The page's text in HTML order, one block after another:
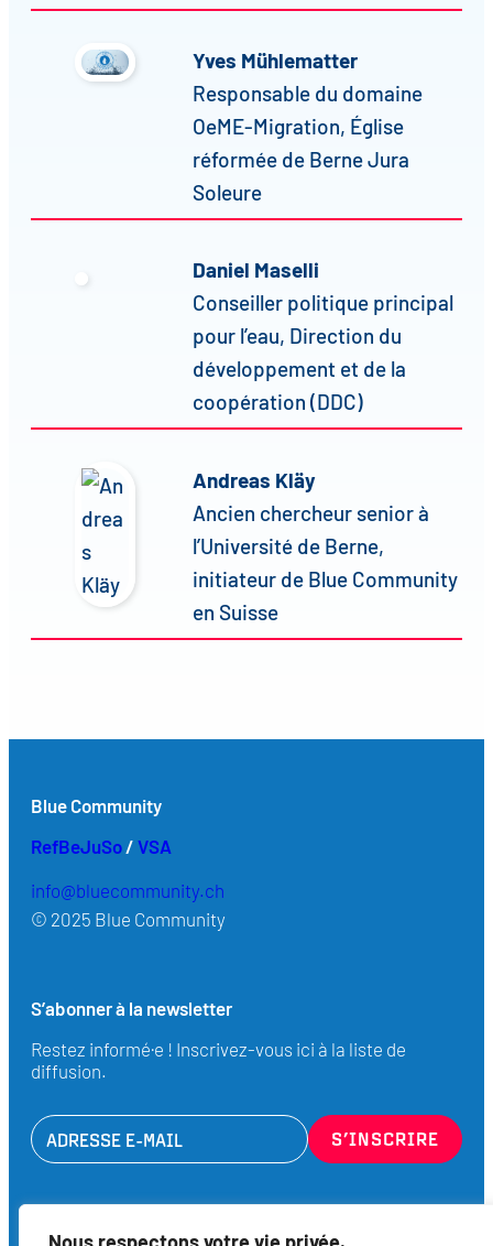
Nous respectons votre vie privée.
Yves Mühlematter
Responsable du domaine
OeME-Migration, Église
réformée de Berne Jura
Soleure
Daniel Maselli
Conseiller politique principal
pour l’eau, Direction du
développement et de la
coopération (DDC)
Andreas Kläy
Ancien chercheur senior à
l’Université de Berne,
initiateur de Blue Community
en Suisse
Blue Community
RefBeJuSo/VSA
info@bluecommunity.ch
© 2025 Blue Community
S’abonner à la newsletter
Restez informé·e ! Inscrivez-vous ici à la liste de
diffusion.
Contact